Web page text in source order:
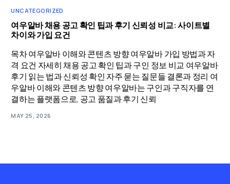
UNCATEGORIZED
여우알바 채용 공고 확인 팁과 후기 신뢰성 비교: 사이트별
차이와 가입 요건
목차 여우알바 이해와 콘텐츠 방향 여우알바 가입 방법과 자
격 요건 자세히 채용 공고 확인 팁과 구인 정보 비교 여우알바
후기 읽는 법과 신뢰성 확인 자주 묻는 질문들 결론과 정리 여
우알바 이해와 콘텐츠 방향 여우알바는 구인과 구직자를 연
결하는 플랫폼으로, 공고 품질과 후기 신뢰
MAY 25, 2026